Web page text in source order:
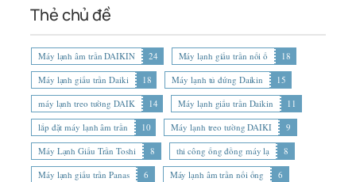
Thẻ chủ đề
Máy lạnh âm trần DAIKIN 24 Máy lạnh giấu trần nối ố
18
Máy lạnh giấu trần Daiki
18 Máy lạnh tủ đứng Daikin
15
máy lạnh treo tường DAIK
14 Máy lạnh giấu trần Daikin
11
lắp đặt máy lạnh âm trần
10 Máy lạnh treo tường DAIKI
9
Máy Lạnh Giấu Trần Toshi
8 thi công ống đồng máy lạ
8
Máy lạnh giấu trần Panas
6 Máy lạnh âm trần nối ống
6